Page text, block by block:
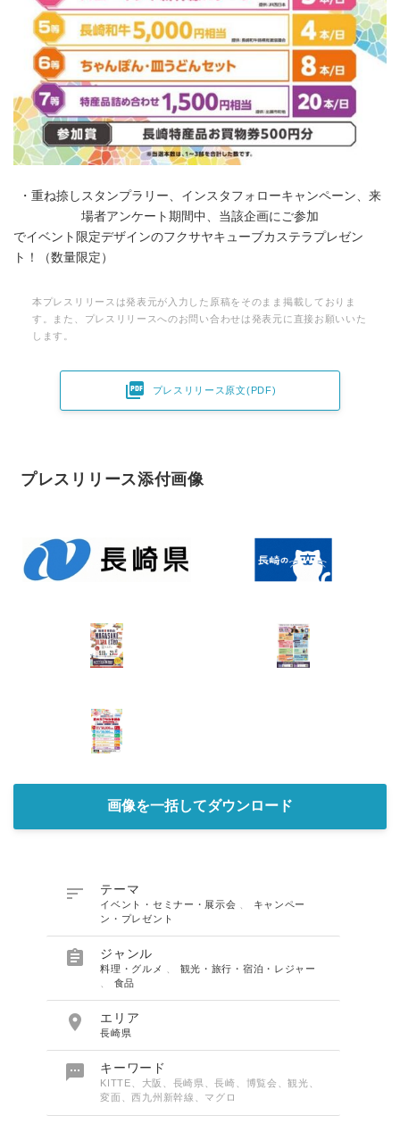
・重ね捺しスタンプラリー、インスタフォローキャンペーン、来
場者アンケート期間中、当該企画にご参加
でイベント限定デザインのフクサヤキューブカステラプレゼン
ト！（数量限定）
本プレスリリースは発表元が入力した原稿をそのまま掲載しておりま
す。また、プレスリリースへのお問い合わせは発表元に直接お願いいた
します。
 プレスリリース原文(PDF)
プレスリリース添付画像
画像を一括してダウンロード
 テーマ
イベント・セミナー・展示会
キャンペー
ン・プレゼント
 ジャンル
料理・グルメ
観光・旅行・宿泊・レジャー
食品
 エリア
長崎県
 キーワード
KITTE、大阪、長崎県、長崎、博覧会、観光、
変面、西九州新幹線、マグロ